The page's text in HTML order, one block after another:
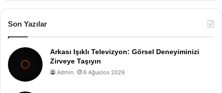
Son Yazılar
Arkası Işıklı Televizyon: Görsel Deneyiminizi
Zirveye Taşıyın
Admin 6 Ağustos 2026